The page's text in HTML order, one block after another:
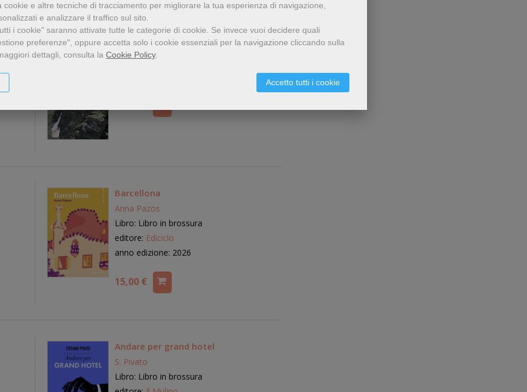
cookie e altre tecniche di tracciamento per migliorare la tua esperienza di navigazione,
e analizzare il traffico sul sito.
i cookie" saranno attivate tutte le categorie di cookie. Se invece vuoi decidere quali
preferenze", oppure accetta solo i cookie essenziali per la navigazione cliccando sulla
dettagli, consulta la Cookie Policy.
Accetto tutti i cookie
Monviso (Itinerari geologici)
Cartine: Carta geografica ripiegata
editore:Libreria Geografica
anno edizione: 2026
Barcellona
Anna Pazos
Libro: Libro in brossura
editore: Ediciclo
anno edizione: 2026
15,00 €
Andare per grand hotel
S. Pivato
Libro: Libro in brossura